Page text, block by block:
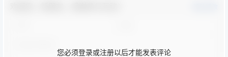
您必须登录或注册以后才能发表评论